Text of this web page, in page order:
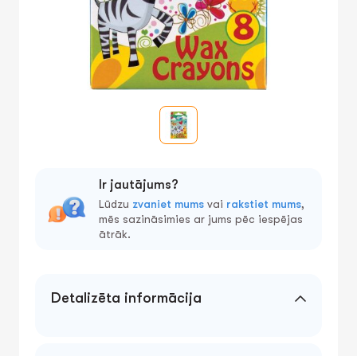
Ir jautājums?
Lūdzu zvaniet mums vai rakstiet mums,
mēs sazināsimies ar jums pēc iespējas
ātrāk.
Detalizēta informācija